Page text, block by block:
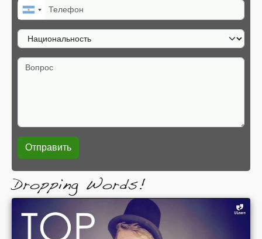
Телефон
Национальность
Вопрос
Dropping Words!